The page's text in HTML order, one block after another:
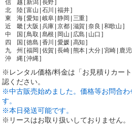
信 越 [ 新潟 | 長野 ]
北 陸 [ 富山 | 石川 | 福井 ]
東 海 [ 愛知 | 岐阜 | 静岡 | 三重 ]
近 畿 [ 大阪 | 兵庫 | 京都 | 滋賀 | 奈良 | 和歌山 ]
中 国 [ 鳥取 | 島根 | 岡山 | 広島 | 山口 ]
四 国 [ 徳島 | 香川 | 愛媛 | 高知 ]
九 州 [ 福岡 | 佐賀 | 長崎 | 熊本 | 大分 | 宮崎 | 鹿児
沖 縄 [ 沖縄 ]
※レンタル価格/料金は「お見積りカー
認ください。
※中古販売始めました。価格等お問合
す。
※本日発送可能です。
※リースはお取り扱いしておりません。